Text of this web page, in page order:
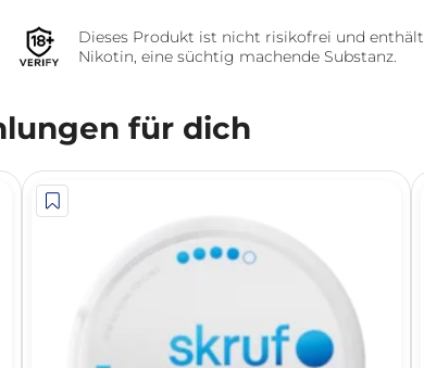
Dieses Produkt ist nicht risikofrei und enthält
Nikotin, eine süchtig machende Substanz.
für dich